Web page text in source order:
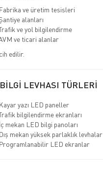
Fabrika ve üretim tesisleri
alanları
ve yol bilgilendirme
ve ticari alanlar
edilir.
LEVHASI TÜRLERİ
Kayar yazı LED paneller
bilgilendirme ekranları
İç mekan LED bilgi panoları
Dış mekan yüksek parlaklık levhalar
Programlanabilir LED ekranlar